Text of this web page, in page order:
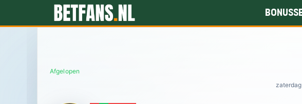
Afgelopen